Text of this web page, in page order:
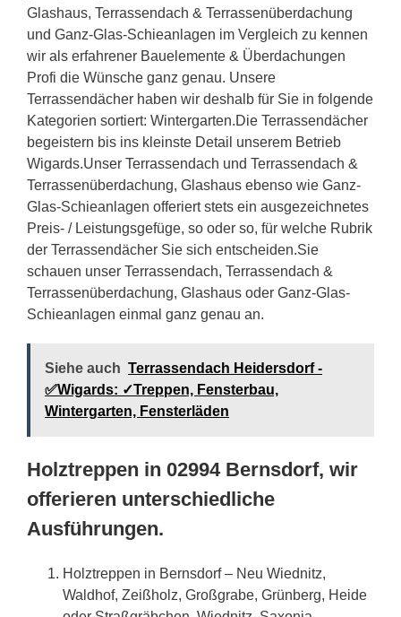
Glashaus, Terrassendach & Terrassenüberdachung
und Ganz-Glas-Schieanlagen im Vergleich zu kennen
wir als erfahrener Bauelemente & Überdachungen
Profi die Wünsche ganz genau. Unsere
Terrassendächer haben wir deshalb für Sie in folgende
Kategorien sortiert: Wintergarten.Die Terrassendächer
begeistern bis ins kleinste Detail unserem Betrieb
Wigards.Unser Terrassendach und Terrassendach &
Terrassenüberdachung, Glashaus ebenso wie Ganz-
Glas-Schieanlagen offeriert stets ein ausgezeichnetes
Preis- / Leistungsgefüge, so oder so, für welche Rubrik
der Terrassendächer Sie sich entscheiden.Sie
schauen unser Terrassendach, Terrassendach &
Terrassenüberdachung, Glashaus oder Ganz-Glas-
Schieanlagen einmal ganz genau an.
Siehe auch Terrassendach Heidersdorf -
✅Wigards: ✓Treppen, Fensterbau,
Wintergarten, Fensterläden
Holztreppen in 02994 Bernsdorf, wir
offerieren unterschiedliche
Ausführungen.
Holztreppen in Bernsdorf – Neu Wiednitz,
Waldhof, Zeißholz, Großgrabe, Grünberg, Heide